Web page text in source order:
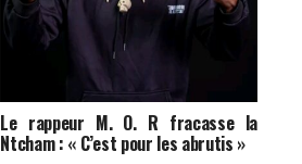
Le rappeur M. O. R fracasse la
Ntcham : « C’est pour les abrutis »